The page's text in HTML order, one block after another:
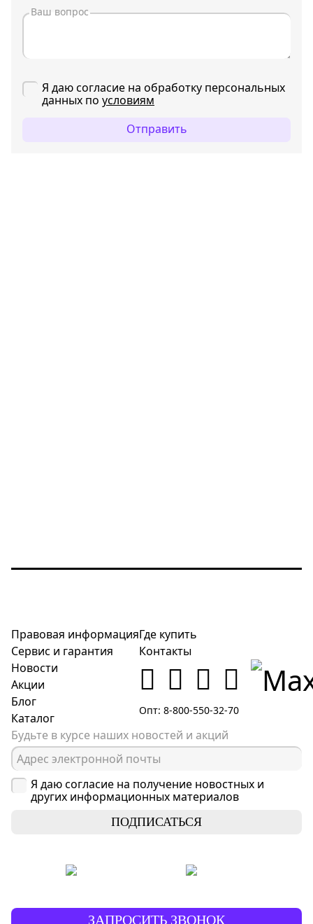
Я даю согласие на обработку персональных
данных по условиям
Отправить
Правовая информация
Сервис и гарантия
Новости
Акции
Блог
Каталог
Где купить
Контакты
Опт: 8-800-550-32-70
Будьте в курсе наших новостей и акций
Я даю согласие на получение новостных и
других информационных материалов
ПОДПИСАТЬСЯ
ЗАПРОСИТЬ ЗВОНОК